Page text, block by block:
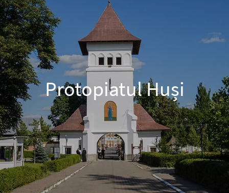
Protopiatul Huși